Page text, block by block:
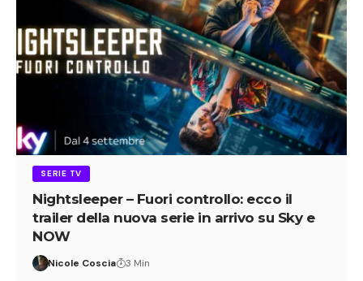
SERIE TV
Nightsleeper – Fuori controllo: ecco il
trailer della nuova serie in arrivo su Sky e
NOW
Nicole Coscia 3 Min